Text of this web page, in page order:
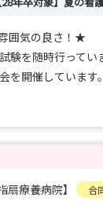
囲気の良さ！★
験を随時行ってい
を開催していま
た療養環境！
扇療養病院】 合